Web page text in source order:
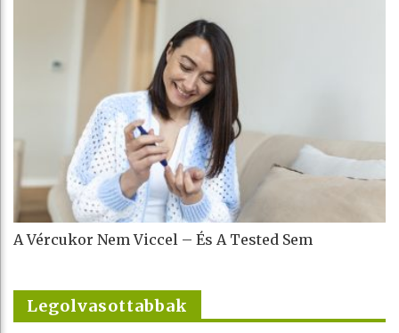
A Vércukor Nem Viccel – És A Tested Sem
Legolvasottabbak